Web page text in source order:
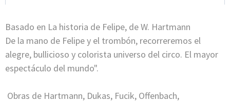
Basado en La historia de Felipe, de W. Hartmann
De la mano de Felipe y el trombón, recorreremos el
alegre, bullicioso y colorista universo del circo. El mayor
espectáculo del mundo".
Obras de Hartmann, Dukas, Fucik, Offenbach,